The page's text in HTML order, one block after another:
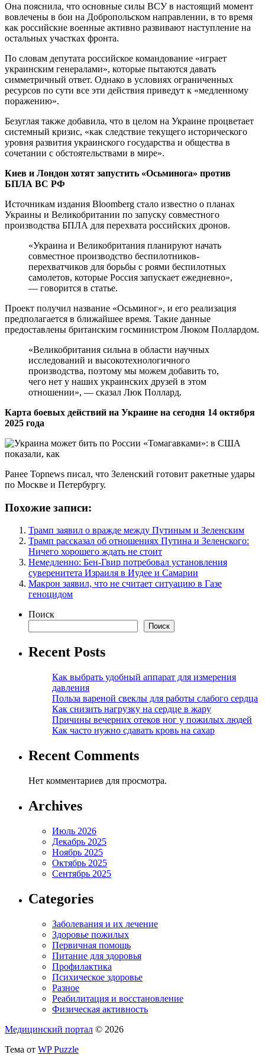
Она пояснила, что основные силы ВСУ в настоящий момент
вовлечены в бои на Добропольском направлении, в то время
как российские военные активно развивают наступление на
остальных участках фронта.
По словам депутата российское командование «играет
украинским генералами», которые пытаются давать
симметричный ответ. Однако в условиях ограниченных
ресурсов по сути все эти действия приведут к «медленному
поражению».
Безуглая также добавила, что в целом на Украине процветает
системный кризис, «как следствие текущего исторического
уровня развития украинского государства и общества в
сочетании с обстоятельствами в мире».
Киев и Лондон хотят запустить «Осьминога» против
БПЛА ВС РФ
Источникам издания Bloomberg стало известно о планах
Украины и Великобритании по запуску совместного
производства БПЛА для перехвата российских дронов.
«Украина и Великобритания планируют начать
совместное производство беспилотников-
перехватчиков для борьбы с роями беспилотных
самолетов, которые Россия запускает ежедневно»,
— говорится в статье.
Проект получил название «Осьминог», и его реализация
предполагается в ближайшее время. Такие данные
предоставлены британским госминистром Люком Поллардом.
«Великобритания сильна в области научных
исследований и высокотехнологичного
производства, поэтому мы можем добавить то,
чего нет у наших украинских друзей в этом
отношении», — сказал Люк Поллард.
Карта боевых действий на Украине на сегодня 14 октября
2025 года
Ранее Topnews писал, что Зеленский готовит ракетные удары
по Москве и Петербургу.
Похожие записи:
Трамп заявил о вражде между Путиным и Зеленским
Трамп рассказал об отношениях Путина и Зеленского:
Ничего хорошего ждать не стоит
Немедленно: Бен-Гвир потребовал установления
суверенитета Израиля в Иудее и Самарии
Макрон заявил, что не считает ситуацию в Газе
геноцидом
Поиск
Поиск
Recent Posts
Как выбрать удобный аппарат для измерения
давления
Польза вареной свеклы для работы слабого сердца
Как снизить нагрузку на сердце в жару
Причины вечерних отеков ног у пожилых людей
Как часто нужно сдавать кровь на сахар
Recent Comments
Нет комментариев для просмотра.
Archives
Июль 2026
Декабрь 2025
Ноябрь 2025
Октябрь 2025
Сентябрь 2025
Categories
Заболевания и их лечение
Здоровье пожилых
Первичная помощь
Питание для здоровья
Профилактика
Психическое здоровье
Разное
Реабилитация и восстановление
Физическая активность
Медицинский портал © 2026
Тема от WP Puzzle